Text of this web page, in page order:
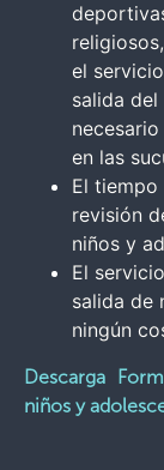
el
salida
en las
El
revisión
niños y
El
salida de
ningún
Descarga
niños y